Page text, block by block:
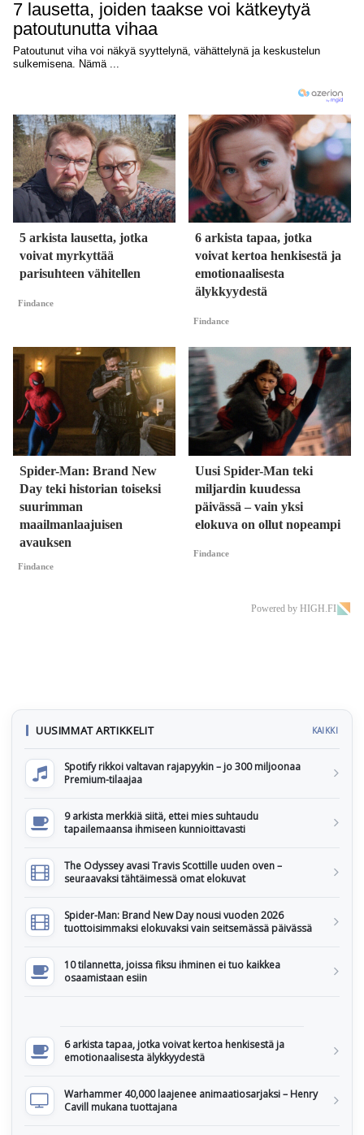
5 arkista lausetta, jotka
voivat myrkyttää
parisuhteen vähitellen
Findance
6 arkista tapaa, jotka
voivat kertoa henkisestä ja
emotionaalisesta
älykkyydestä
Findance
Spider-Man: Brand New
Day teki historian toiseksi
suurimman
maailmanlaajuisen
avauksen
Findance
Uusi Spider-Man teki
miljardin kuudessa
päivässä – vain yksi
elokuva on ollut nopeampi
Findance
Powered by HIGH.FI
UUSIMMAT ARTIKKELIT KAIKKI
Spotify rikkoi valtavan rajapyykin – jo 300 miljoonaa
Premium-tilaajaa
9 arkista merkkiä siitä, ettei mies suhtaudu
tapailemaansa ihmiseen kunnioittavasti
The Odyssey avasi Travis Scottille uuden oven –
seuraavaksi tähtäimessä omat elokuvat
Spider-Man: Brand New Day nousi vuoden 2026
tuottoisimmaksi elokuvaksi vain seitsemässä päivässä
10 tilannetta, joissa fiksu ihminen ei tuo kaikkea
osaamistaan esiin
6 arkista tapaa, jotka voivat kertoa henkisestä ja
emotionaalisesta älykkyydestä
Warhammer 40,000 laajenee animaatiosarjaksi – Henry
Cavill mukana tuottajana